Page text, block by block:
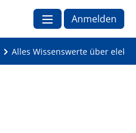
Anmelden
Alles Wissenswerte über